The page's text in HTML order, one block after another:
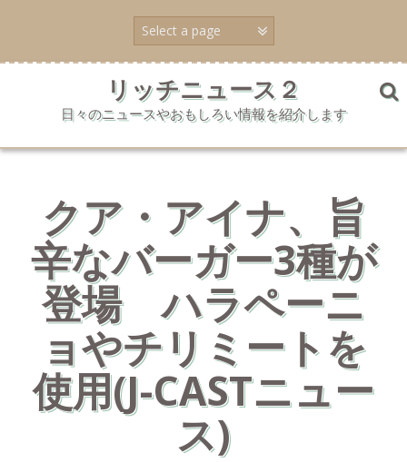
ン
ッ
リッチニュース２
日々のニュースやおもしろい情報を紹介します
クア・アイナ、旨
辛なバーガー3種が
登場 ハラペーニ
ョやチリミートを
使用(J-CASTニュー
ス)